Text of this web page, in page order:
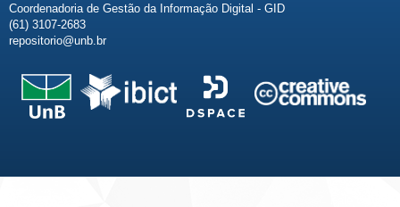
Coordenadoria de Gestão da Informação Digital - GID
(61) 3107-2683
repositorio@unb.br